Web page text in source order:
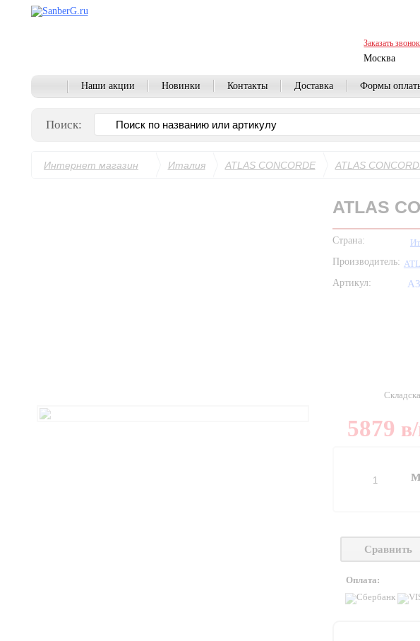
Заказать звонок
Москва
Наши акции Новинки Контакты Доставка Формы
Поиск:
Интернет магазин Италия ATLAS CONCORDE ATLAS
ATLAS
Страна:
Производитель:
Артикул:
5879 в
Сравнить
Оплата: